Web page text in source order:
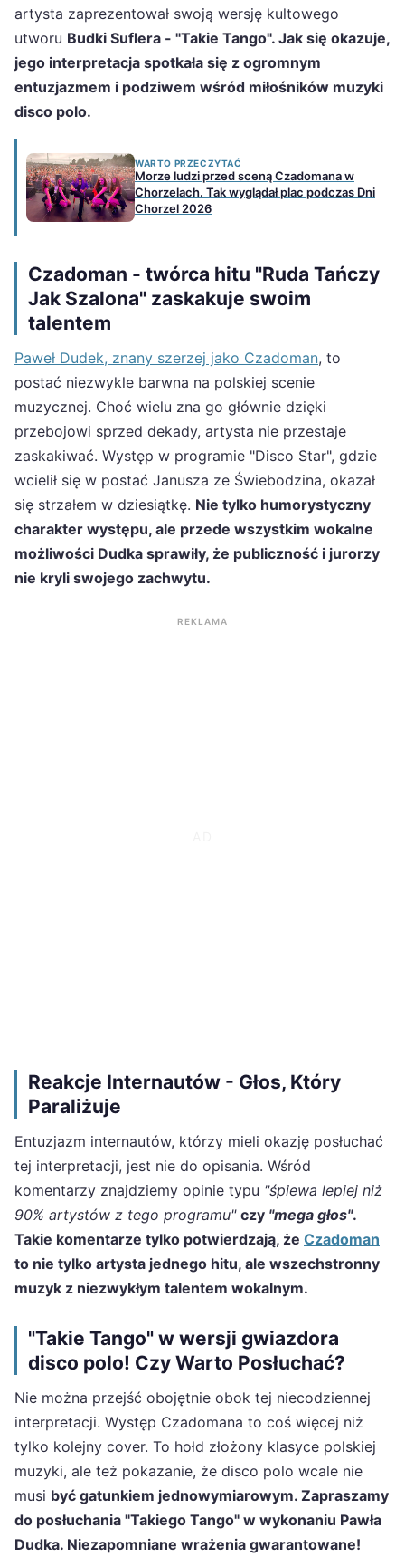
artysta zaprezentował swoją wersję kultowego
utworu Budki Suflera - "Takie Tango". Jak się okazuje,
jego interpretacja spotkała się z ogromnym
entuzjazmem i podziwem wśród miłośników muzyki
disco polo.
WARTO PRZECZYTAĆ
Morze ludzi przed sceną Czadomana w
Chorzelach. Tak wyglądał plac podczas Dni
Chorzel 2026
Czadoman - twórca hitu "Ruda Tańczy
Jak Szalona" zaskakuje swoim
talentem
Paweł Dudek, znany szerzej jako Czadoman, to
postać niezwykle barwna na polskiej scenie
muzycznej. Choć wielu zna go głównie dzięki
przebojowi sprzed dekady, artysta nie przestaje
zaskakiwać. Występ w programie "Disco Star", gdzie
wcielił się w postać Janusza ze Świebodzina, okazał
się strzałem w dziesiątkę. Nie tylko humorystyczny
charakter występu, ale przede wszystkim wokalne
możliwości Dudka sprawiły, że publiczność i jurorzy
nie kryli swojego zachwytu.
REKLAMA
Reakcje Internautów - Głos, Który
Paraliżuje
Entuzjazm internautów, którzy mieli okazję posłuchać
tej interpretacji, jest nie do opisania. Wśród
komentarzy znajdziemy opinie typu "śpiewa lepiej niż
90% artystów z tego programu" czy "mega głos".
Takie komentarze tylko potwierdzają, że Czadoman
to nie tylko artysta jednego hitu, ale wszechstronny
muzyk z niezwykłym talentem wokalnym.
"Takie Tango" w wersji gwiazdora
disco polo! Czy Warto Posłuchać?
Nie można przejść obojętnie obok tej niecodziennej
interpretacji. Występ Czadomana to coś więcej niż
tylko kolejny cover. To hołd złożony klasyce polskiej
muzyki, ale też pokazanie, że disco polo wcale nie
musi być gatunkiem jednowymiarowym. Zapraszamy
do posłuchania "Takiego Tango" w wykonaniu Pawła
Dudka. Niezapomniane wrażenia gwarantowane!